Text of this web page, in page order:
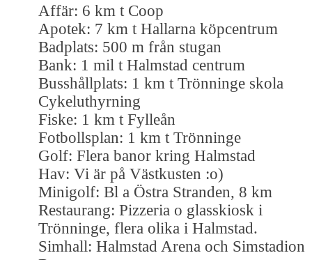
Affär: 6 km t Coop
Apotek: 7 km t Hallarna köpcentrum
Badplats: 500 m från stugan
Bank: 1 mil t Halmstad centrum
Busshållplats: 1 km t Trönninge skola
Cykeluthyrning
Fiske: 1 km t Fylleån
Fotbollsplan: 1 km t Trönninge
Golf: Flera banor kring Halmstad
Hav: Vi är på Västkusten :o)
Minigolf: Bl a Östra Stranden, 8 km
Restaurang: Pizzeria o glasskiosk i
Trönninge, flera olika i Halmstad.
Simhall: Halmstad Arena och Simstadion